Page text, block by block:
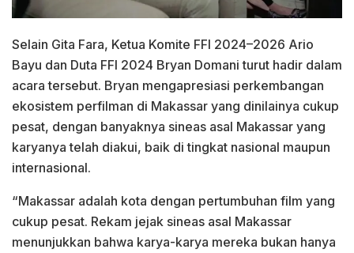
Selain Gita Fara, Ketua Komite FFI 2024–2026 Ario
Bayu dan Duta FFI 2024 Bryan Domani turut hadir dalam
acara tersebut. Bryan mengapresiasi perkembangan
ekosistem perfilman di Makassar yang dinilainya cukup
pesat, dengan banyaknya sineas asal Makassar yang
karyanya telah diakui, baik di tingkat nasional maupun
internasional.
“Makassar adalah kota dengan pertumbuhan film yang
cukup pesat. Rekam jejak sineas asal Makassar
menunjukkan bahwa karya-karya mereka bukan hanya